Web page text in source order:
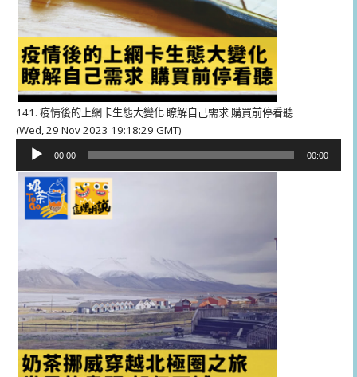
141. 疫情後的上網卡生態大變化 瞭解自己需求 購買前停看聽
(Wed, 29 Nov 2023 19:18:29 GMT)
播
器
00:00 00:00